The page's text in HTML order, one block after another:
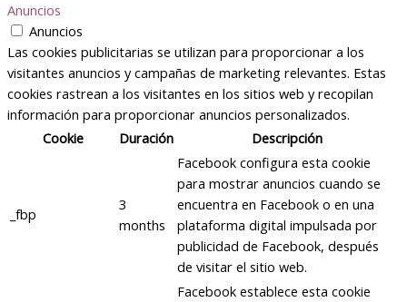
Anuncios
Anuncios
Las cookies publicitarias se utilizan para proporcionar a los
visitantes anuncios y campañas de marketing relevantes. Estas
cookies rastrean a los visitantes en los sitios web y recopilan
información para proporcionar anuncios personalizados.
Cookie
Duración Descripción
_fbp
3
months
Facebook configura esta cookie
para mostrar anuncios cuando se
encuentra en Facebook o en una
plataforma digital impulsada por
publicidad de Facebook, después
de visitar el sitio web.
Facebook establece esta cookie